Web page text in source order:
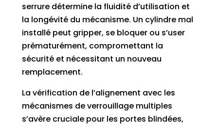
serrure détermine la fluidité d’utilisation et
la longévité du mécanisme. Un cylindre mal
installé peut gripper, se bloquer ou s’user
prématurément, compromettant la
sécurité et nécessitant un nouveau
remplacement.
La vérification de l’alignement avec les
mécanismes de verrouillage multiples
s’avère cruciale pour les portes blindées,